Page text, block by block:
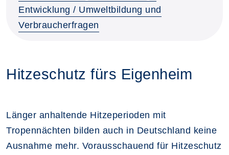
Entwicklung / Umweltbildung und
Verbraucherfragen
Hitzeschutz fürs Eigenheim
Länger anhaltende Hitzeperioden mit
Tropennächten bilden auch in Deutschland keine
Ausnahme mehr. Vorausschauend für Hitzeschutz